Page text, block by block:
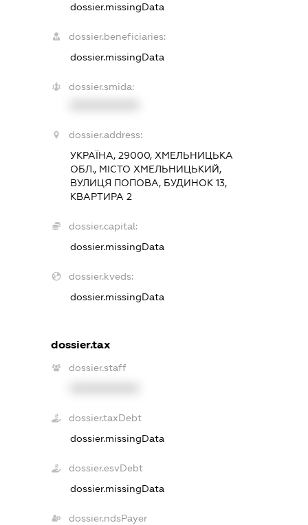
dossier.missingData
dossier.beneficiaries:
dossier.missingData
dossier.smida:
dossier.address:
УКРАЇНА, 29000, ХМЕЛЬНИЦЬКА
ОБЛ., МІСТО ХМЕЛЬНИЦЬКИЙ,
ВУЛИЦЯ ПОПОВА, БУДИНОК 13,
КВАРТИРА 2
dossier.capital:
dossier.missingData
dossier.kveds:
dossier.missingData
dossier.tax
dossier.staff
dossier.taxDebt
dossier.missingData
dossier.esvDebt
dossier.missingData
dossier.ndsPayer